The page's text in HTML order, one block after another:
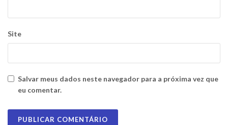
Site
Salvar meus dados neste navegador para a próxima vez que
eu comentar.